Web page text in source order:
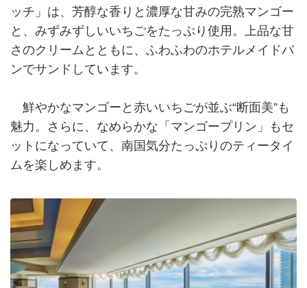
ッチ」は、芳醇な香りと濃厚な甘みの完熟マンゴー
と、みずみずしいいちごをたっぷり使用。上品な甘
さのクリームとともに、ふわふわのホテルメイドパ
ンでサンドしています。
鮮やかなマンゴーと赤いいちごが並ぶ“断面美”も
魅力。さらに、なめらかな「マンゴープリン」もセ
ットになっていて、南国気分たっぷりのティータイ
ムを楽しめます。